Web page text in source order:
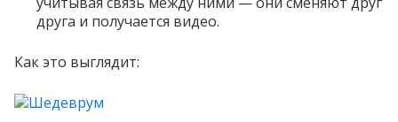
друга и получается видео.
Как это выглядит: